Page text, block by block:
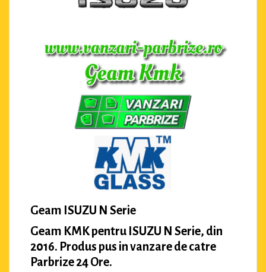
Geam ISUZU N Serie
Geam KMK pentru ISUZU N Serie, din
2016. Produs pus in vanzare de catre
Parbrize 24 Ore.